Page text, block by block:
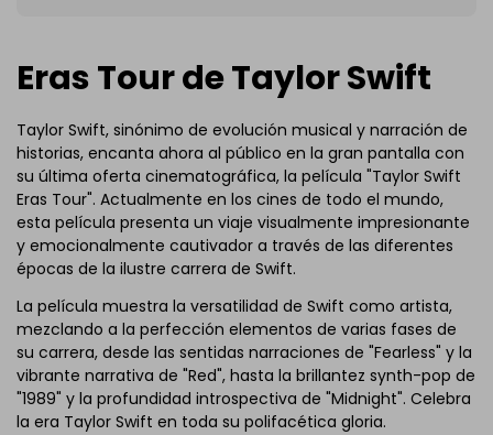
Eras Tour de Taylor Swift
Taylor Swift, sinónimo de evolución musical y narración de
historias, encanta ahora al público en la gran pantalla con
su última oferta cinematográfica, la película "Taylor Swift
Eras Tour". Actualmente en los cines de todo el mundo,
esta película presenta un viaje visualmente impresionante
y emocionalmente cautivador a través de las diferentes
épocas de la ilustre carrera de Swift.
La película muestra la versatilidad de Swift como artista,
mezclando a la perfección elementos de varias fases de
su carrera, desde las sentidas narraciones de "Fearless" y la
vibrante narrativa de "Red", hasta la brillantez synth-pop de
"1989" y la profundidad introspectiva de "Midnight". Celebra
la era Taylor Swift en toda su polifacética gloria.